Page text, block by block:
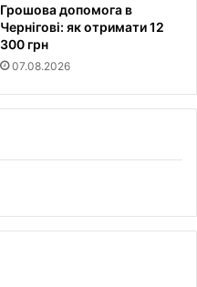
Грошова допомога в
Чернігові: як отримати 12
300 грн
07.08.2026